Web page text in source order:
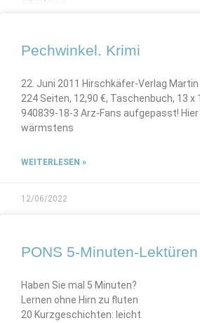
Pechwinkel. Krimi
22. Juni 2011 Hirschkäfer-Verlag Martin
224 Seiten, 12,90 €, Taschenbuch, 13 x
940839-18-3 Arz-Fans aufgepasst!
wärmstens
WEITERLESEN »
12/06/2022
PONS 5-Minuten-Lektüren
Haben Sie mal 5 Minuten?
Lernen ohne Hirn zu fluten
20 Kurzgeschichten: leicht